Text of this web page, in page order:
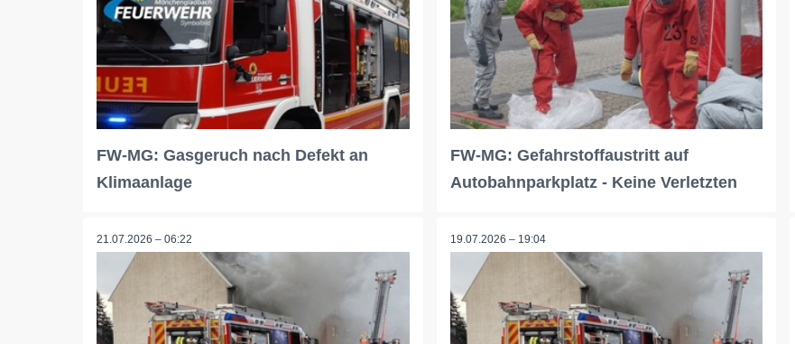
FW-MG: Gasgeruch nach Defekt an
Klimaanlage
FW-MG: Gefahrstoffaustritt auf
Autobahnparkplatz - Keine Verletzten
21.07.2026 – 06:22 19.07.2026 – 19:04